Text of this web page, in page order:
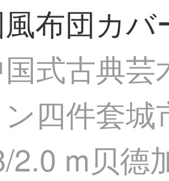
布団カバ
式古典
四件套
2.0 m贝德